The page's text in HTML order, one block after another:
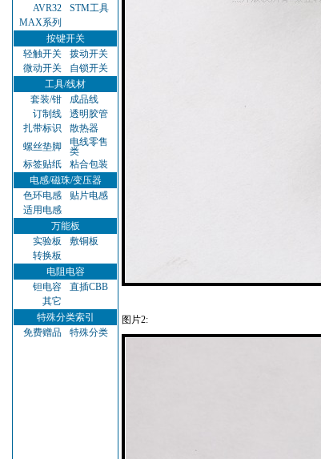
AVR32
STM工具
MAX系列
按键开关
轻触开关
拨动开关
微动开关
自锁开关
工具/线材
套装/钳
成品线
订制线
透明胶管
扎带标识
散热器
螺丝垫脚
电线零售
类
标签贴纸
粘合包装
电感/磁珠/变压器
色环电感
贴片电感
适用电感
万能板
实验板
敷铜板
转换板
电阻电容
钽电容
直插CBB
其它
特殊分类索引
免费赠品
特殊分类
图片2: